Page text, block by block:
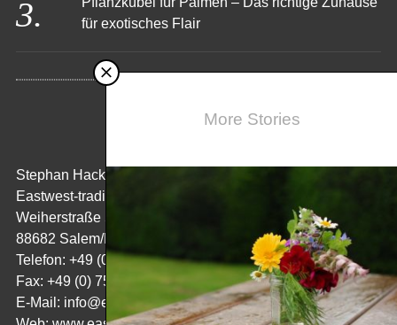
More Stories
Pflanzkübel für Palmen – Das richtige Zuhause
für exotisches Flair
Stephan Hack
Eastwest-trading GmbH
Weiherstraße 5
88682 Salem/Bodensee
Telefon: +49 (0) 7554/ 98 65 50
Fax: +49 (0) 7554/ 98 65 52 08
E-Mail: info@eastwest-trading.de